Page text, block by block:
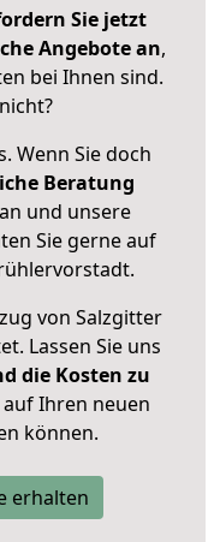
Sie jetzt
Angebote an,
bei Ihnen sind.
Wenn Sie doch
Beratung
und unsere
Sie gerne auf
von Salzgitter
Lassen Sie uns
die Kosten zu
auf Ihren neuen
können.
erhalten